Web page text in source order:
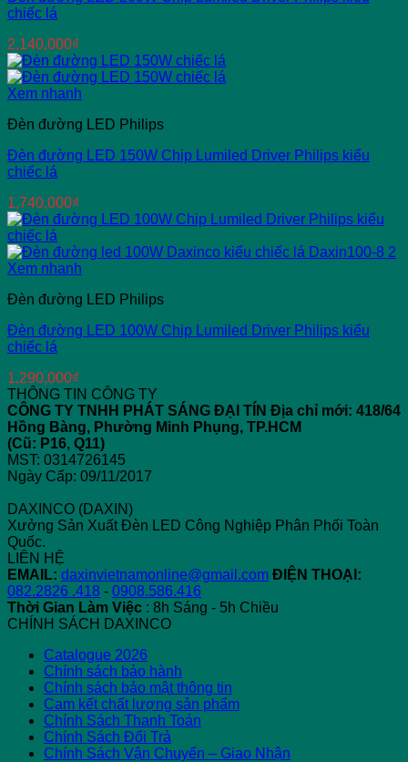
chiếc lá
2,140,000₫
Xem nhanh
Đèn đường LED Philips
Đèn đường LED 150W Chip Lumiled Driver Philips kiểu
chiếc lá
1,740,000₫
Xem nhanh
Đèn đường LED Philips
Đèn đường LED 100W Chip Lumiled Driver Philips kiểu
chiếc lá
1,290,000₫
THÔNG TIN CÔNG TY
CÔNG TY TNHH PHÁT SÁNG ĐẠI TÍN Địa chỉ mới: 418/64
Hồng Bàng, Phường Minh Phụng, TP.HCM
(Cũ: P16, Q11)
MST: 0314726145
Ngày Cấp: 09/11/2017
DAXINCO (DAXIN)
Xưởng Sản Xuất Đèn LED Công Nghiệp Phân Phối Toàn
Quốc.
LIÊN HỆ
EMAIL: daxinvietnamonline@gmail.com ĐIỆN THOẠI:
082.2826 .418 - 0908.586.416
Thời Gian Làm Việc : 8h Sáng - 5h Chiều
CHÍNH SÁCH DAXINCO
Catalogue 2026
Chính sách bảo hành
Chính sách bảo mật thông tin
Cam kết chất lượng sản phẩm
Chính Sách Thanh Toán
Chính Sách Đổi Trả
Chính Sách Vận Chuyển – Giao Nhận